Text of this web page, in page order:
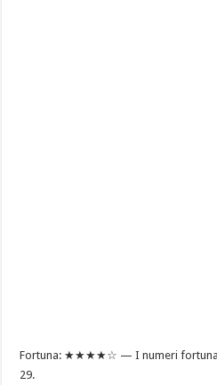
Fortuna: ★★★★☆ — I numeri fortunati
29.